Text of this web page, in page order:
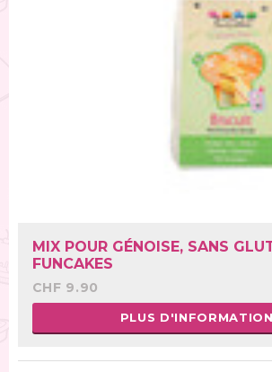
MIX POUR GÉNOISE, SANS
FUNCAKES
CHF 9.90
PLUS